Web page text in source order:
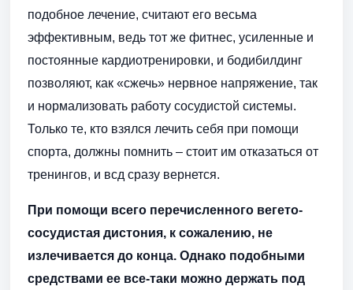
подобное лечение, считают его весьма
эффективным, ведь тот же фитнес, усиленные и
постоянные кардиотренировки, и бодибилдинг
позволяют, как «сжечь» нервное напряжение, так
и нормализовать работу сосудистой системы.
Только те, кто взялся лечить себя при помощи
спорта, должны помнить – стоит им отказаться от
тренингов, и всд сразу вернется.
При помощи всего перечисленного вегето-
сосудистая дистония, к сожалению, не
излечивается до конца. Однако подобными
средствами ее все-таки можно держать под